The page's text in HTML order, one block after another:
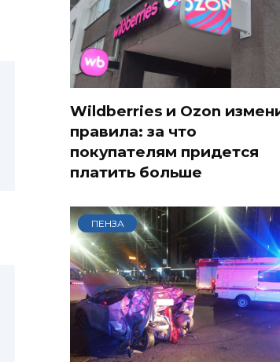
Wildberries и Ozon
правила: за что
покупателям придется
платить больше
ПЕНЗА